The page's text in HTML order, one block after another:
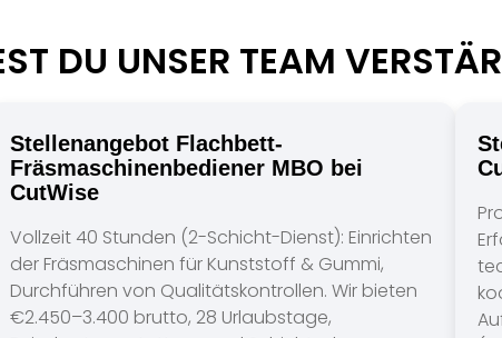
DU UNSER TEAM
Stellenangebot Flachbett-
Fräsmaschinenbediener MBO bei
CutWise
Vollzeit 40 Stunden (2-Schicht-Dienst): Einrichten
der Fräsmaschinen für Kunststoff & Gummi,
Durchführen von Qualitätskontrollen. Wir bieten
€2.450–3.400 brutto, 28 Urlaubstage,